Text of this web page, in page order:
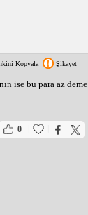
Kopyala Şikayet
ise bu para az deme
0